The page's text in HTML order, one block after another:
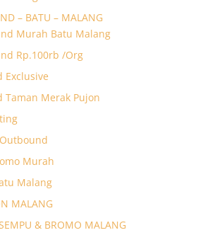
– BATU – MALANG
Murah Batu Malang
Rp.100rb /Org
Exclusive
Taman Merak Pujon
Murah
Malang
MALANG
& BROMO MALANG